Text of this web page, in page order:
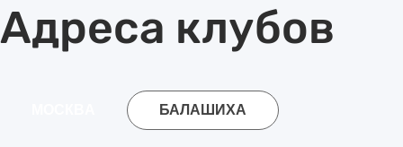
Адреса клубов
БАЛАШИХА